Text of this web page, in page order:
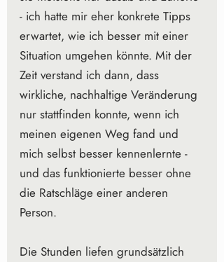
- ich hatte mir eher konkrete Tipps
erwartet, wie ich besser mit einer
Situation umgehen könnte. Mit der
Zeit verstand ich dann, dass
wirkliche, nachhaltige Veränderung
nur stattfinden konnte, wenn ich
meinen eigenen Weg fand und
mich selbst besser kennenlernte -
und das funktionierte besser ohne
die Ratschläge einer anderen
Person.
Die Stunden liefen grundsätzlich